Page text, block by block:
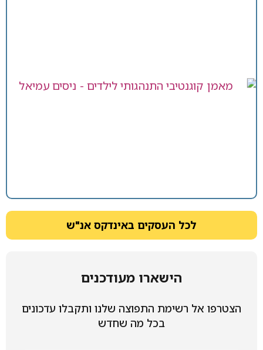
לכל העסקים באינדקס אנ"ש
הישארו מעודכנים
הצטרפו אל רשימת התפוצה שלנו ותקבלו עדכונים
בכל מה שחדש